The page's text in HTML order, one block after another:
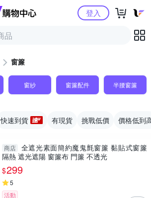
Yahoo購物中心登入
窗簾
窗紗 窗簾配件 半腰窗簾
快速到貨 有現貨 挑戰低價 價格低到
商店
全遮光素面簡約魔鬼氈窗簾 黏貼式窗簾
隔熱 遮光遮陽 窗簾布 門簾 不透光
$299
5
活動